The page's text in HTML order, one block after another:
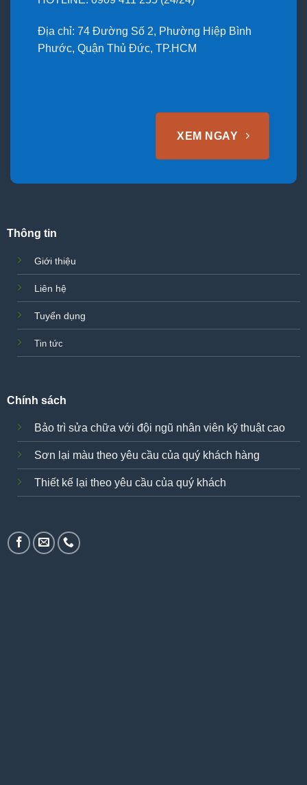
Địa chỉ: 74 Đường Số 2, Phường Hiệp Bình
Phước, Quận Thủ Đức, TP.HCM
XEM NGAY
Thông tin
Giới thiệu
Liên hệ
Tuyển dụng
Tin tức
Chính sách
Bảo trì sửa chữa với đội ngũ nhân viên kỹ thuật cao
Sơn lại màu theo yêu cầu của quý khách hàng
Thiết kế lại theo yêu cầu của quý khách